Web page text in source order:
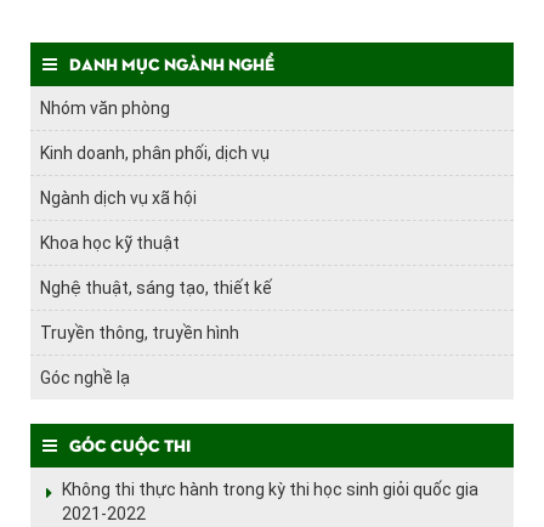
Danh mục ngành nghề
Nhóm văn phòng
Kinh doanh, phân phối, dịch vụ
Ngành dịch vụ xã hội
Khoa học kỹ thuật
Nghệ thuật, sáng tạo, thiết kế
Truyền thông, truyền hình
Góc nghề lạ
Góc cuộc thi
Không thi thực hành trong kỳ thi học sinh giỏi quốc gia
2021-2022